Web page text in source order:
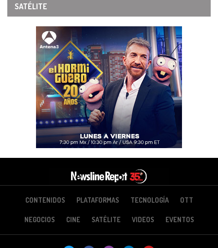
SATÉLITE
CONTENIDOS PLATAFORMAS TECNOLOGÍA OTT
NEGOCIOS CINE SATÉLITE VIDEOS EVENTOS